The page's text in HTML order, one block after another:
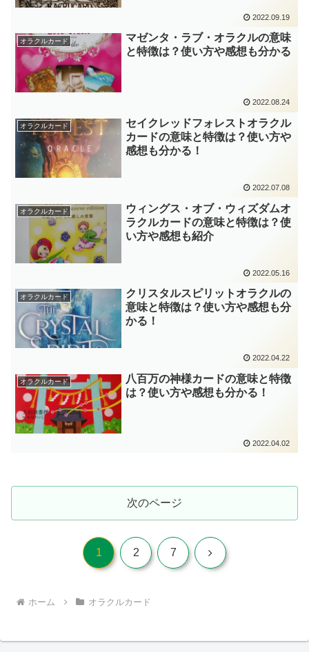
2022.09.19
オラクルカード
マゼンタ・ラブ・オラクルの意味
と特徴は？使い方や感想も分かる
2022.08.24
オラクルカード
セイクレッドフォレストオラクル
カードの意味と特徴は？使い方や
感想も分かる！
2022.07.08
オラクルカード
ウィングス・オブ・ウィズダムオ
ラクルカードの意味と特徴は？使
い方や感想も紹介
2022.05.16
オラクルカード
クリスタルスピリットオラクルの
意味と特徴は？使い方や感想も分
かる！
2022.04.22
オラクルカード
八百万の神様カードの意味と特徴
は？使い方や感想も分かる！
2022.04.02
次のページ
1 2 7 次
ホーム オラクルカード